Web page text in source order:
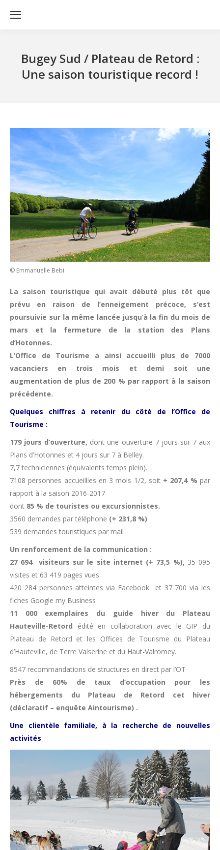
Bugey Sud / Plateau de Retord :
Une saison touristique record !
© Emmanuelle Bebi
La saison touristique qui avait débuté plus tôt que
prévu en raison de l’enneigement précoce, s’est
poursuivie sur la même lancée jusqu’à la fin du mois de
mars et la fermeture de la station des Plans
d’Hotonnes.
L’Office de Tourisme a ainsi accueilli plus de 7000
vacanciers en trois mois et demi soit une
augmentation de plus de 200 % par rapport à la saison
précédente.
Quelques chiffres à retenir du côté de l’Office de
Tourisme :
179 jours d’ouverture, dont une ouverture 7 jours sur 7 aux
Plans d’Hotonnes et 4 jours sur 7 à Belley.
7,7 techniciennes (équivalents temps plein).
7108 personnes accueillies en 3 mois 1/2, soit + 207,4 % par
rapport à la saison 2016-2017
dont 85 % de touristes ou excursionnistes.
3560 demandes par téléphone (+ 231,8 %)
539 demandes touristiques par mail
Un renforcement de la communication :
27 694 visiteurs sur le site internet (+ 73,5 %), 35 095
visites et 63 419 pages vues
420 284 personnes atteintes via Facebook et 37 700 via les
fiches Google my Business
11 000 exemplaires du guide hiver du Plateau
Hauteville-Retord édité en collaboration avec le GIP du
Plateau de Retord et les Offices de Tourisme du Plateau
d’Hauteville, de Terre Valserine et du Haut-Valromey.
8547 recommandations de structures en direct par l’OT
Près de 60% de taux d’occupation pour les
hébergements du Plateau de Retord cet hiver
(déclaratif – enquête Aintourisme) .
Une clientèle familiale, à la recherche de nouvelles
activités